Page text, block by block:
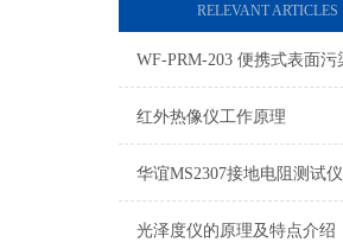
RELEVANT ARTICLES
红外热像仪工作原理
华谊MS2307接地电阻测试仪
光泽度仪的原理及特点介绍